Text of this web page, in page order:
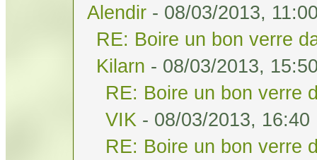
Alendir - 08/03/2013,
RE: Boire un bon verre
Kilarn - 08/03/2013,
RE: Boire un bon verre
VIK - 08/03/2013, 16:40
RE: Boire un bon verre